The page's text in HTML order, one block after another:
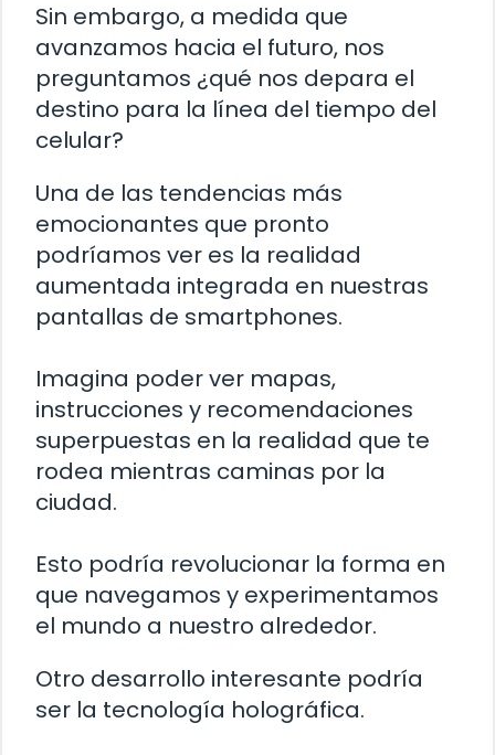
Sin embargo, a medida que
avanzamos hacia el futuro, nos
preguntamos ¿qué nos depara el
destino para la línea del tiempo del
celular?
Una de las tendencias más
emocionantes que pronto
podríamos ver es la realidad
aumentada integrada en nuestras
pantallas de smartphones.
Imagina poder ver mapas,
instrucciones y recomendaciones
superpuestas en la realidad que te
rodea mientras caminas por la
ciudad.
Esto podría revolucionar la forma en
que navegamos y experimentamos
el mundo a nuestro alrededor.
Otro desarrollo interesante podría
ser la tecnología holográfica.